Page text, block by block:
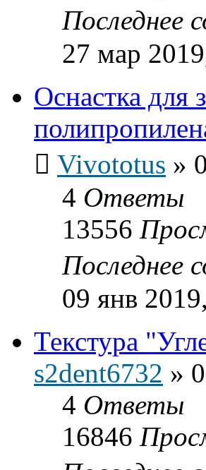
Последнее
27 мар
Оснастка для
Vivototus »
4 Ответы
13556
Последнее
09 янв
Текстура
s2dent6732 »
4 Ответы
16846